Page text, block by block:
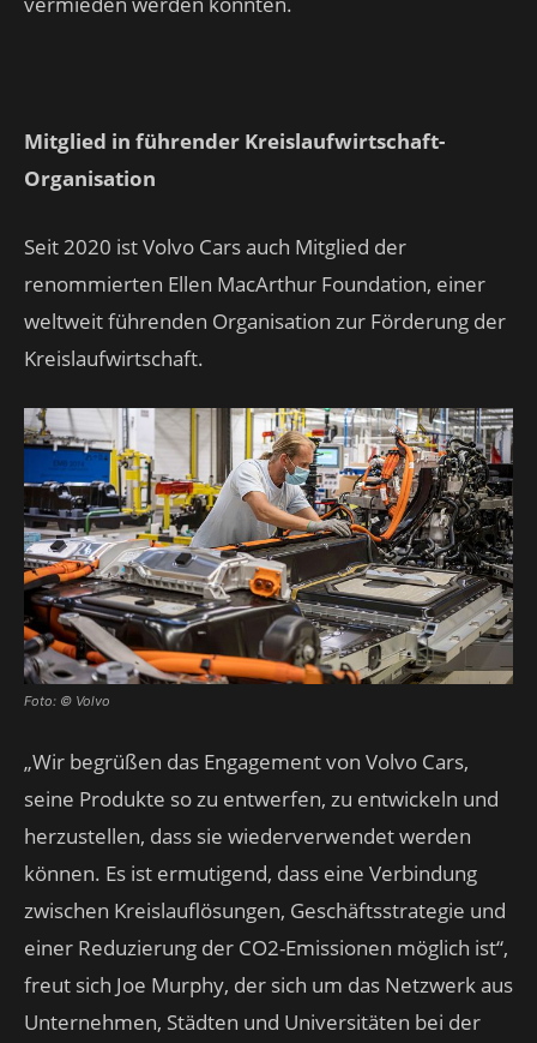
Mitglied in führender Kreislaufwirtschaft-
Organisation
Seit 2020 ist Volvo Cars auch Mitglied der
renommierten Ellen MacArthur Foundation, einer
weltweit führenden Organisation zur Förderung der
Kreislaufwirtschaft.
Foto: © Volvo
„Wir begrüßen das Engagement von Volvo Cars,
seine Produkte so zu entwerfen, zu entwickeln und
herzustellen, dass sie wiederverwendet werden
können. Es ist ermutigend, dass eine Verbindung
zwischen Kreislauflösungen, Geschäftsstrategie und
einer Reduzierung der CO2-Emissionen möglich ist“,
freut sich Joe Murphy, der sich um das Netzwerk aus
Unternehmen, Städten und Universitäten bei der